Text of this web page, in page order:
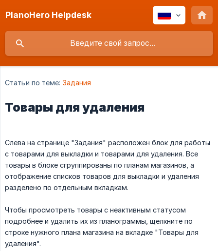
PlanoHero Helpdesk
Статьи по теме: Задания
Товары для удаления
Слева на странице "Задания" расположен блок для работы
с товарами для выкладки и товарами для удаления. Все
товары в блоке сгруппированы по планам магазинов, а
отображение списков товаров для выкладки и удаления
разделено по отдельным вкладкам.
Чтобы просмотреть товары с неактивным статусом
подробнее и удалить их из планограммы, щелкните по
строке нужного плана магазина на вкладке "Товары для
удаления".